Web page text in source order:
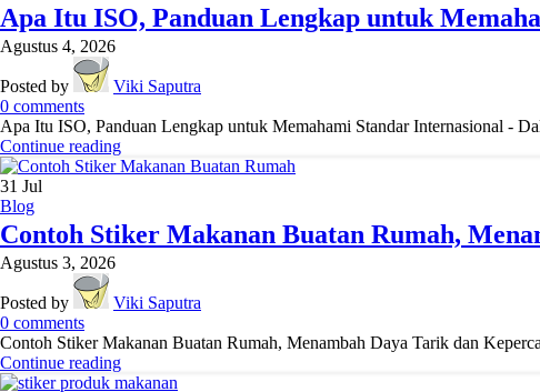
Apa Itu ISO, Panduan Lengkap untuk
Agustus 4, 2026
Posted by
Viki Saputra
0 comments
Apa Itu ISO, Panduan Lengkap untuk Memahami Standar Internasional -
Continue reading
31 Jul
Blog
Contoh Stiker Makanan Buatan Rumah,
Agustus 3, 2026
Posted by
Viki Saputra
0 comments
Contoh Stiker Makanan Buatan Rumah, Menambah Daya Tarik dan
Continue reading